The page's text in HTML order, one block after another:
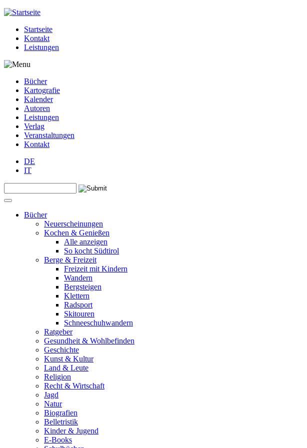
Jump to navigation
Startseite
Kontakt
Leistungen
Bücher
Kartografie
Kalender
Autoren
Leistungen
Verlag
Veranstaltungen
Kontakt
DE
IT
Suchformular
Bücher
Neuerscheinungen
Kochen & Genießen
Alle anzeigen
So kocht Südtirol
Berge & Freizeit
Freizeit mit Kindern
Wandern
Bergsteigen
Klettern
Radsport
Skitouren
Schneeschuhwandern
Ratgeber
Gesundheit & Wohlbefinden
Geschichte
Kunst & Kultur
Land & Leute
Religion
Recht & Wirtschaft
Jagd
Natur
Biografien
Belletristik
Kinder & Jugend
E-Books